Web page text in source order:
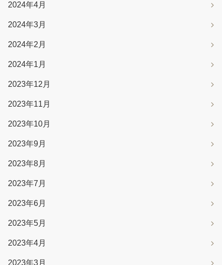
2024年4月
2024年3月
2024年2月
2024年1月
2023年12月
2023年11月
2023年10月
2023年9月
2023年8月
2023年7月
2023年6月
2023年5月
2023年4月
2023年3月